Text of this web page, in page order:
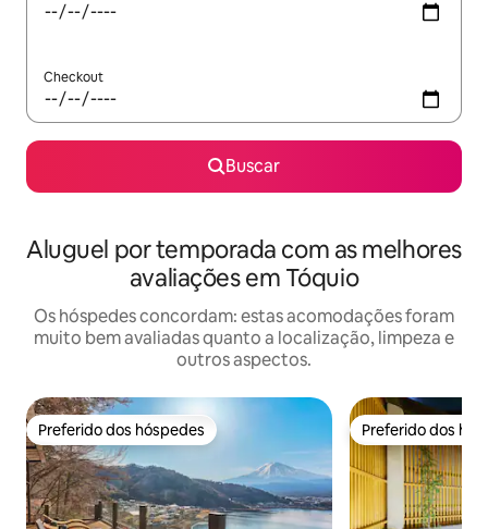
Checkout
Buscar
Aluguel por temporada com as melhores
avaliações em Tóquio
Os hóspedes concordam: estas acomodações foram
muito bem avaliadas quanto a localização, limpeza e
outros aspectos.
Preferido dos hóspedes
Preferido dos hóspedes Preferido dos
Preferido dos